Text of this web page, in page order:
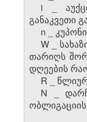
i _
განაკვეთი
n _
W _
თარიღს
დღეების
R _
N _